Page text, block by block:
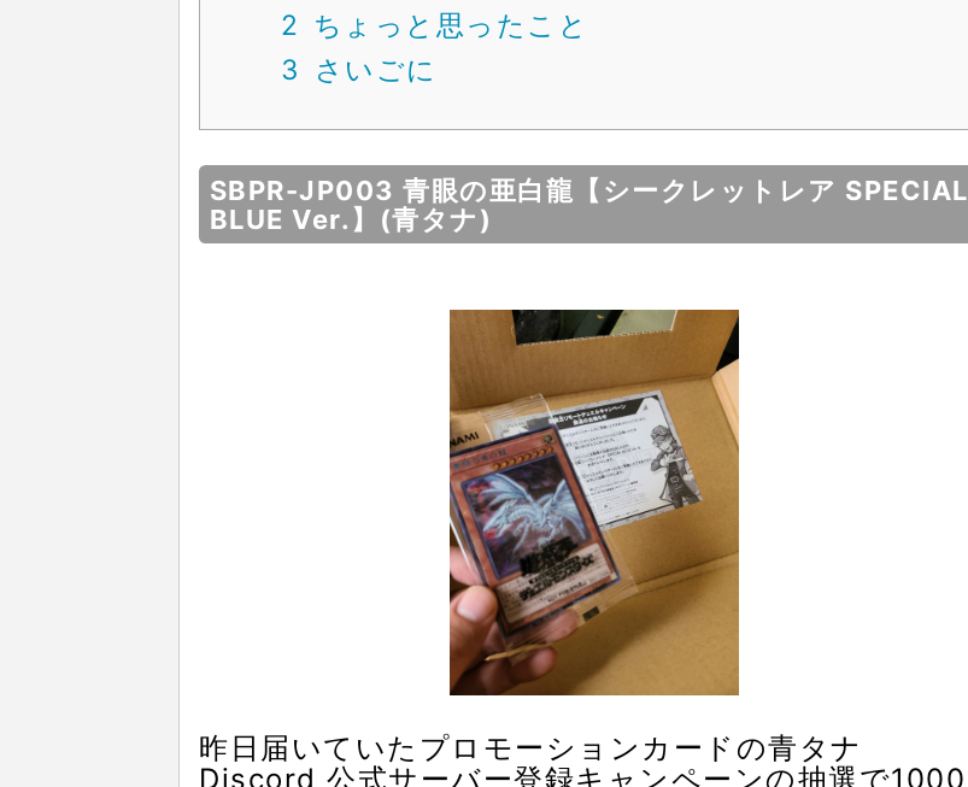
2 ちょっと思ったこと
3
さいごに
SBPR-JP003 青眼の亜白龍【シークレットレア SPECIAL
BLUE Ver.】(青タナ)
昨日届いていたプロモーションカードの青タナ
Discord 公式サーバー登録キャンペーンの抽選で1000